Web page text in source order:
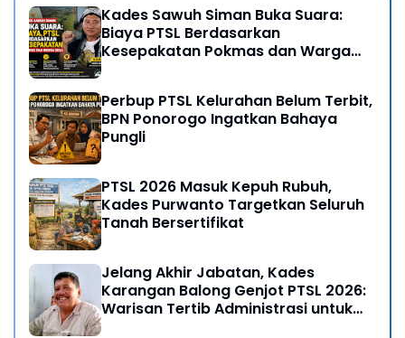
Kades Sawuh Siman Buka Suara:
Biaya PTSL Berdasarkan
Kesepakatan Pokmas dan Warga
Perbup PTSL Kelurahan Belum Terbit,
BPN Ponorogo Ingatkan Bahaya
Pungli
PTSL 2026 Masuk Kepuh Rubuh,
Kades Purwanto Targetkan Seluruh
Tanah Bersertifikat
Jelang Akhir Jabatan, Kades
Karangan Balong Genjot PTSL 2026:
Warisan Tertib Administrasi untuk